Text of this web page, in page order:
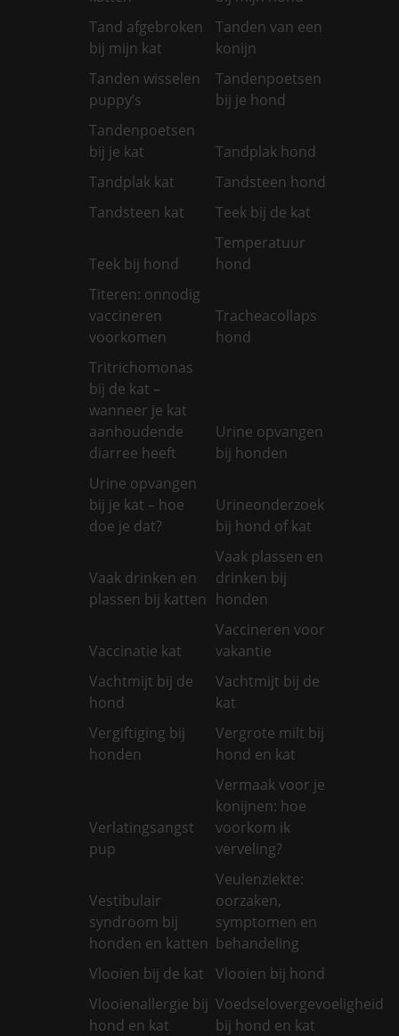
Tand afgebroken
bij mijn kat
Tanden van een
konijn
Tanden wisselen
puppy’s
Tandenpoetsen
bij je hond
Tandenpoetsen
bij je kat
Tandplak hond
Tandplak kat
Tandsteen hond
Tandsteen kat
Teek bij de kat
Teek bij hond
Temperatuur
hond
Titeren: onnodig
vaccineren
voorkomen
Tracheacollaps
hond
Tritrichomonas
bij de kat –
wanneer je kat
aanhoudende
diarree heeft
Urine opvangen
bij honden
Urine opvangen
bij je kat – hoe
doe je dat?
Urineonderzoek
bij hond of kat
Vaak drinken en
plassen bij katten
Vaak plassen en
drinken bij
honden
Vaccinatie kat
Vaccineren voor
vakantie
Vachtmijt bij de
hond
Vachtmijt bij de
kat
Vergiftiging bij
honden
Vergrote milt bij
hond en kat
Verlatingsangst
pup
Vermaak voor je
konijnen: hoe
voorkom ik
verveling?
Vestibulair
syndroom bij
honden en katten
Veulenziekte:
oorzaken,
symptomen en
behandeling
Vlooien bij de kat
Vlooien bij hond
Vlooienallergie bij
hond en kat
Voedselovergevoeligheid
bij hond en kat